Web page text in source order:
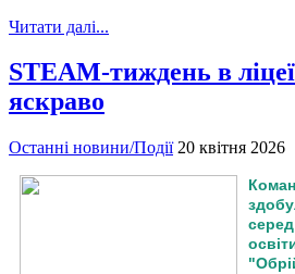
Читати далі...
STEAM-тиждень в
яскраво
Останні новини/Події 20 квітня 2026
серед